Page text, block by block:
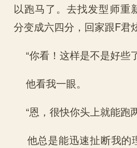
以跑马了。去找发型师重
分变成六四分，回家跟F君
“你看！这样是不是好些
他看我一眼。
“恩，很快你头上就能跑
他总是能迅速扯断我的